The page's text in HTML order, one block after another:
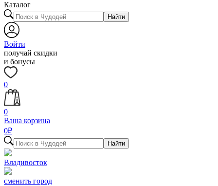
Каталог
Найти
Войти
получай скидки
и бонусы
0
0
Ваша корзина
0₽
Найти
Владивосток
сменить город